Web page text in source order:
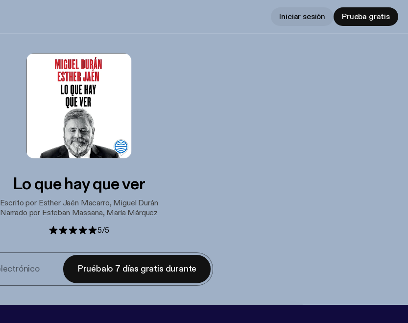
Iniciar sesión Prueba gratis
Lo que hay que ver
Escrito por Esther Jaén Macarro, Miguel Durán
Narrado por Esteban Massana, María Márquez
5/5
Pruébalo 7 días gratis durante